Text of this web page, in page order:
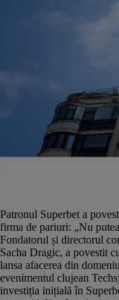
Patronul Superbet a
firma de pariuri: „Nu
Fondatorul și directorul
Sacha Dragic, a povestit
lansa afacerea din
evenimentul clujean
investiția inițială în